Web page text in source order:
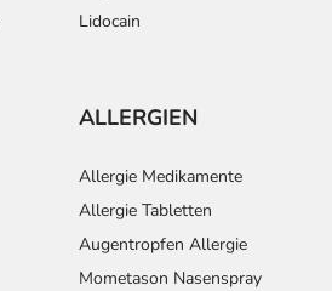
Lidocain
ALLERGIEN
Allergie Medikamente
Allergie Tabletten
Augentropfen Allergie
Mometason Nasenspray